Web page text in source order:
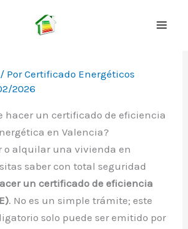
/ PorCertificado Energéticos
2026
hacer un certificado de eficiencia
en Valencia?
o alquilar una vivienda en
saber con total seguridad
un certificado de eficiencia
. No es un simple trámite; este
solo puede ser emitido por